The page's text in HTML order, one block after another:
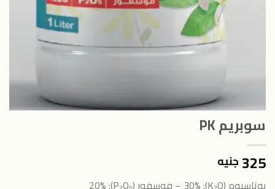
سوبريم PK
325 جنيه
بوتاسيوم (K₂O): 30% –
فوسفور (P₂O₅): 20%